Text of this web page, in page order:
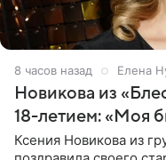
8 часов назад Елена
Новикова из
18-летием: «Моя
Ксения Новикова из